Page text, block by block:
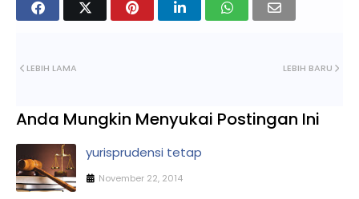
LEBIH BARU
LEBIH LAMA
Anda Mungkin Menyukai Postingan Ini
yurisprudensi tetap
November 22, 2014